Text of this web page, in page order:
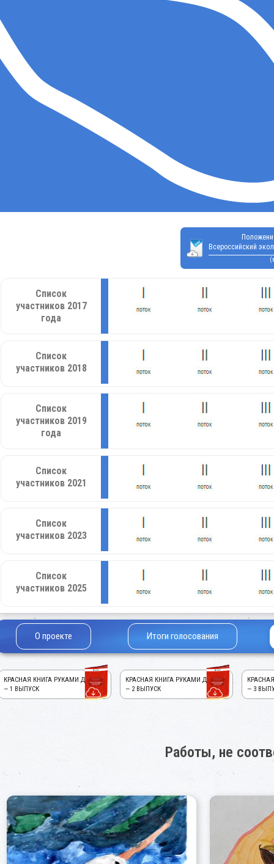
Всероссийский
Список
участников 2017
года
Список
участников 2018
Список
участников 2019
года
Список
участников 2021
Список
участников 2023
Список
участников 2025
О проекте Итоги голосования
КРАСНАЯ КНИГА РУКАМИ ДЕТЕЙ!
— 1 ВЫПУСК
КРАСНАЯ КНИГА РУКАМИ ДЕТЕЙ!
— 2 ВЫПУСК
— 3
Работы, не